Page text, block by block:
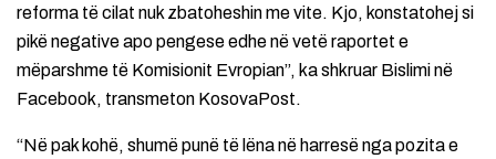
reforma të cilat nuk zbatoheshin me vite. Kjo, konstatohej si
pikë negative apo pengese edhe në vetë raportet e
mëparshme të Komisionit Evropian”, ka shkruar Bislimi në
Facebook, transmeton KosovaPost.
“Në pak kohë, shumë punë të lëna në harresë nga pozita e